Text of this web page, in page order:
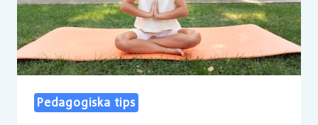
Pedagogiska tips